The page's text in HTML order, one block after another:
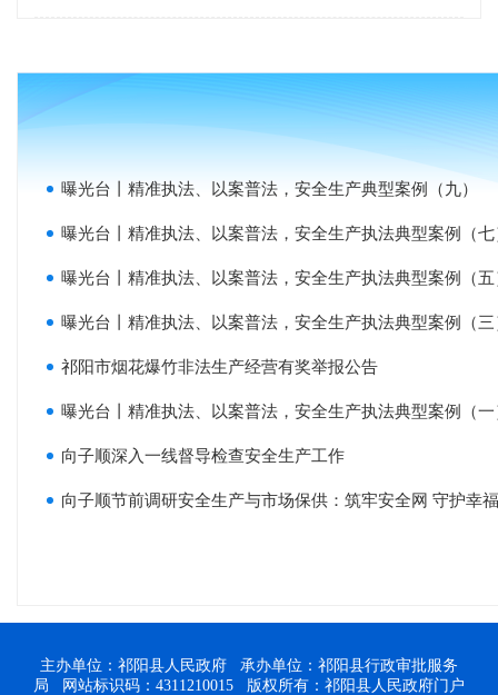
曝光台丨精准执法、以案普法，安全生产典型案例（九）
曝光台丨精准执法、以案普法，安全生产执法典型案例（七
曝光台丨精准执法、以案普法，安全生产执法典型案例（五
曝光台丨精准执法、以案普法，安全生产执法典型案例（三
祁阳市烟花爆竹非法生产经营有奖举报公告
曝光台丨精准执法、以案普法，安全生产执法典型案例（一
向子顺深入一线督导检查安全生产工作
向子顺节前调研安全生产与市场保供：筑牢安全网 守护幸
主办单位：祁阳县人民政府 承办单位：祁阳县行政审批服务
局 网站标识码：4311210015 版权所有：祁阳县人民政府门户